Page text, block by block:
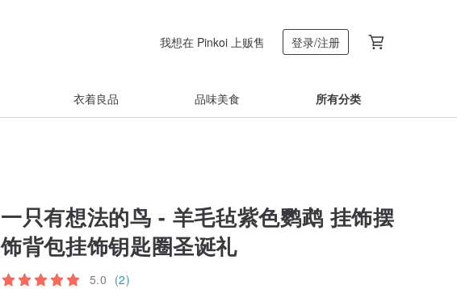
我想在 Pinkoi 上贩售 登录/注册
衣着良品 品味美食 所有分类
一只有想法的鸟 - 羊毛毡紫色鹦鹉 挂饰摆
饰背包挂饰钥匙圈圣诞礼
5.0 (2)